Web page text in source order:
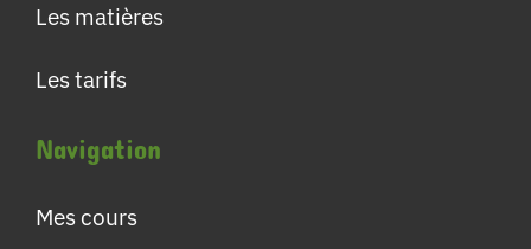
Les matières
Les tarifs
Navigation
Mes cours